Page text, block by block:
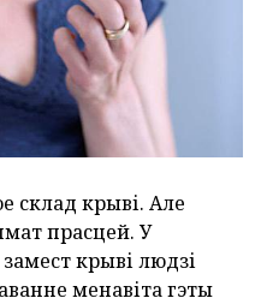
склад крыві. Але
прасцей. У
крыві людзі
менавіта гэты